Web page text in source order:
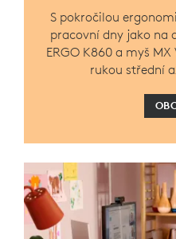
S pokročilou
pracovní dny jako na
ERGO K860 a myš
rukou střední